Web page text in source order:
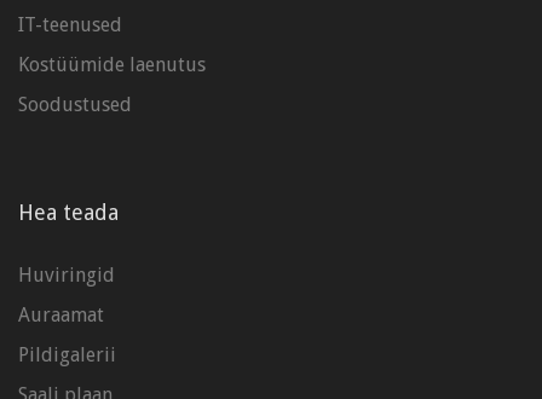
IT-teenused
Kostüümide laenutus
Soodustused
Hea teada
Huviringid
Auraamat
Pildigalerii